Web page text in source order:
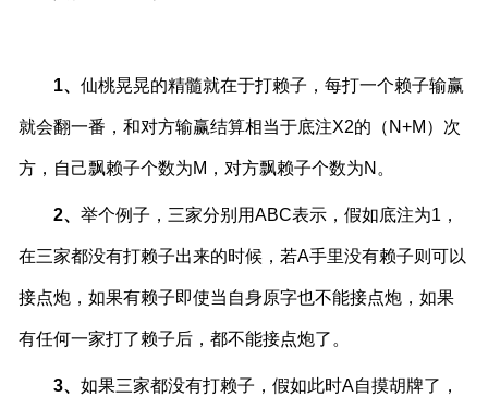
1、 仙桃晃晃的精髓就在于打赖子，每打一个赖子输赢
就会翻一番，和对方输赢结算相当于底注X2的（N+M）次
方，自己飘赖子个数为M，对方飘赖子个数为N。
2、 举个例子，三家分别用ABC表示，假如底注为1，
在三家都没有打赖子出来的时候，若A手里没有赖子则可以
接点炮，如果有赖子即使当自身原字也不能接点炮，如果
有任何一家打了赖子后，都不能接点炮了。
3、 如果三家都没有打赖子，假如此时A自摸胡牌了，